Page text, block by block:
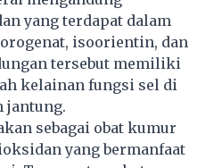
yang terdapat dalam
isoorientin, dan
tersebut memiliki
kelainan fungsi sel di
jantung.
sebagai obat kumur
yang bermanfaat